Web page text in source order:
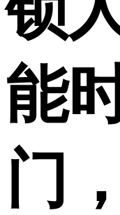
能
门